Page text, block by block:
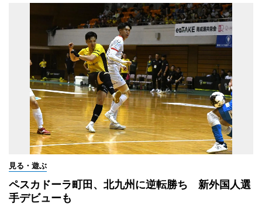
見る・遊ぶ
ペスカドーラ町田、北九州に逆転勝ち 新外国人選
手デビューも